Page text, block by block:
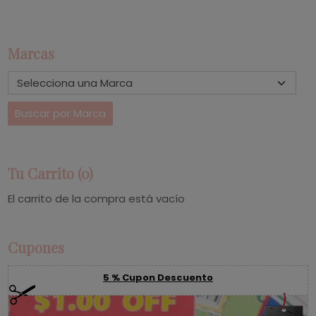
Marcas
Tu Carrito (0)
El carrito de la compra está vacío
Cupones
5 % Cupon Descuento